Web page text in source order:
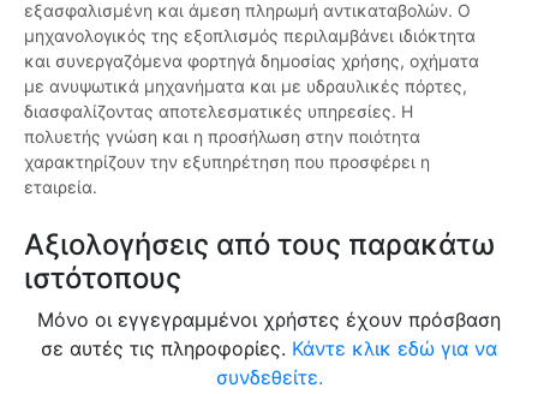
εξασφαλισμένη και άμεση πληρωμή αντικαταβολών. Ο
μηχανολογικός της εξοπλισμός περιλαμβάνει ιδιόκτητα
και συνεργαζόμενα φορτηγά δημοσίας χρήσης, οχήματα
με ανυψωτικά μηχανήματα και με υδραυλικές πόρτες,
διασφαλίζοντας αποτελεσματικές υπηρεσίες. Η
πολυετής γνώση και η προσήλωση στην ποιότητα
χαρακτηρίζουν την εξυπηρέτηση που προσφέρει η
εταιρεία.
Αξιολογήσεις από τους παρακάτω
ιστότοπους
Μόνο οι εγγεγραμμένοι χρήστες έχουν πρόσβαση
σε αυτές τις πληροφορίες. Κάντε κλικ εδώ για να
συνδεθείτε.